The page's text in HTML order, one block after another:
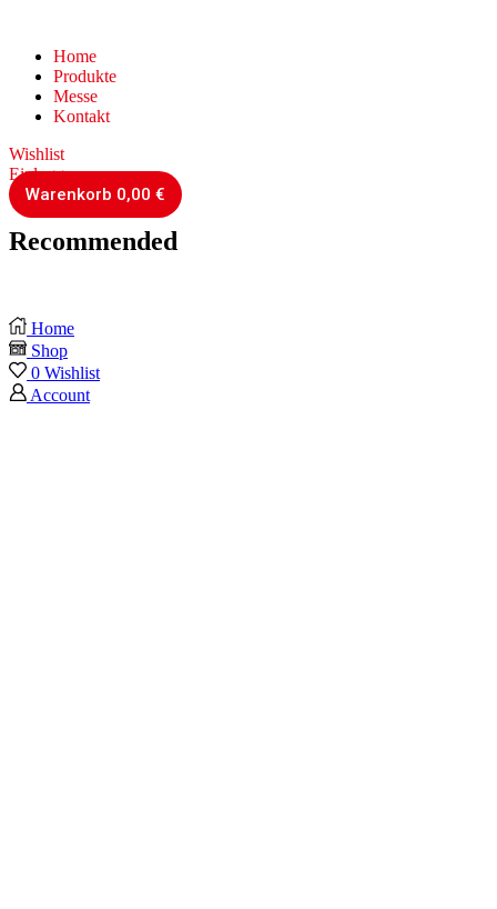
Home
Produkte
Messe
Kontakt
Wishlist
Einloggen
Warenkorb 0,00 €
Recommended
Home
Shop
0 Wishlist
Account